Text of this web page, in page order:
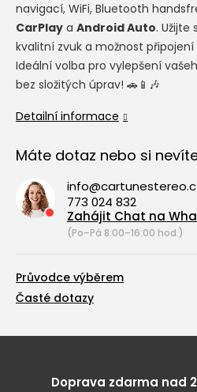
navigací, WiFi, Bluetooth
CarPlay a Android Auto. Užijte
kvalitní zvuk a možnost
Ideální volba pro vylepšení
bez složitých úprav! 🚗📱🎶
Detailní informace
Máte dotaz nebo si
773 024 832
Zahájit Chat na
(Po–Pá 8:00–16:00 hod.)
Průvodce výběrem
Časté dotazy
Doprava zdarma nad